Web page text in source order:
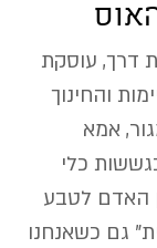
דרך, עוסקת
והחינוך
אמא
כלי
האדם לטבע
גם כשאנחנו